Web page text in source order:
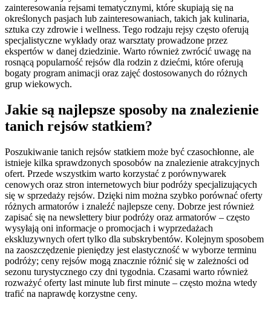
zainteresowania rejsami tematycznymi, które skupiają się na
określonych pasjach lub zainteresowaniach, takich jak kulinaria,
sztuka czy zdrowie i wellness. Tego rodzaju rejsy często oferują
specjalistyczne wykłady oraz warsztaty prowadzone przez
ekspertów w danej dziedzinie. Warto również zwrócić uwagę na
rosnącą popularność rejsów dla rodzin z dziećmi, które oferują
bogaty program animacji oraz zajęć dostosowanych do różnych
grup wiekowych.
Jakie są najlepsze sposoby na znalezienie
tanich rejsów statkiem?
Poszukiwanie tanich rejsów statkiem może być czasochłonne, ale
istnieje kilka sprawdzonych sposobów na znalezienie atrakcyjnych
ofert. Przede wszystkim warto korzystać z porównywarek
cenowych oraz stron internetowych biur podróży specjalizujących
się w sprzedaży rejsów. Dzięki nim można szybko porównać oferty
różnych armatorów i znaleźć najlepsze ceny. Dobrze jest również
zapisać się na newslettery biur podróży oraz armatorów – często
wysyłają oni informacje o promocjach i wyprzedażach
ekskluzywnych ofert tylko dla subskrybentów. Kolejnym sposobem
na zaoszczędzenie pieniędzy jest elastyczność w wyborze terminu
podróży; ceny rejsów mogą znacznie różnić się w zależności od
sezonu turystycznego czy dni tygodnia. Czasami warto również
rozważyć oferty last minute lub first minute – często można wtedy
trafić na naprawdę korzystne ceny.